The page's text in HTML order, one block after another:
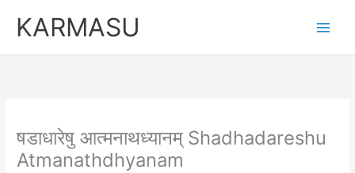
KARMASU
षडाधारेषु आत्मनाथध्यानम् Shadhadareshu
Atmanathdhyanam